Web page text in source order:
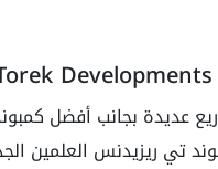
عديدة بجانب أفضل
تي ريزيدنس العلمين